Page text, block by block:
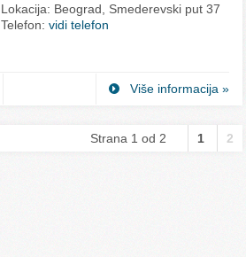
Lokacija: Beograd, Smederevski put 37
Telefon:vidi telefon
Više informacija »
Strana 1 od 2 1 2